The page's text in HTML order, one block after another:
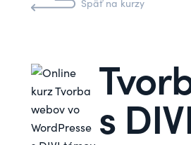
Späť na kurzy
s